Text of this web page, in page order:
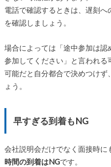
電話で確認するときは、遅刻
を確認しましょう。
場合によっては「途中参加は認
参加してください」と言われ
可能だと自分都合で決めつけず
ょう。
早すぎる到着もNG
会社説明会だけでなく面接時に
時間の到着はNGです。